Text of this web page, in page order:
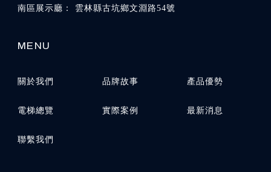
雲林縣古坑鄉文淵路54號
關於我們 品牌故事 產品優勢
電梯總覽 實際案例 最新消息
聯繫我們